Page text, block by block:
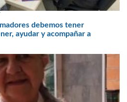
debemos tener
ayudar y acompañar a